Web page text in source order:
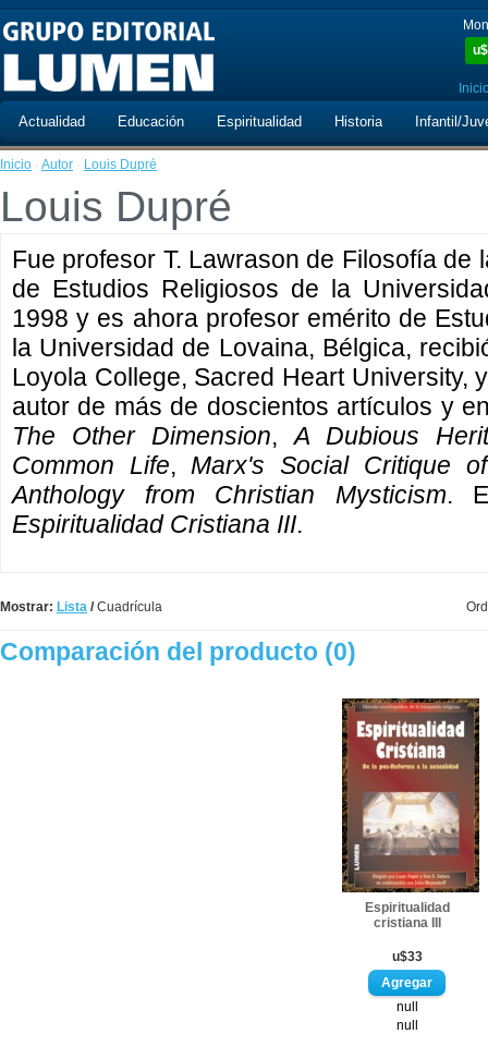
u$
Actualidad Educación Espiritualidad Historia Infantil/
Inicio · Autor · Louis Dupré
Louis Dupré
Fue profesor T. Lawrason de Filosofía de
de Estudios Religiosos de la
1998 y es ahora profesor emérito de
la Universidad de Lovaina, Bélgica,
Loyola College, Sacred Heart University,
autor de más de doscientos artículos y
The Other Dimension,A Dubious
Common Life, Marx's Social Critique
Anthology from Christian Mysticism.
Espiritualidad Cristiana III.
Mostrar: Lista /Cuadrícula
Comparación del producto (0)
Espiritualidad
cristiana III
u$33
null
null